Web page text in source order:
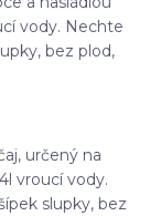
vody. Nechte
bez plod,
určený na
vroucí vody.
slupky, bez